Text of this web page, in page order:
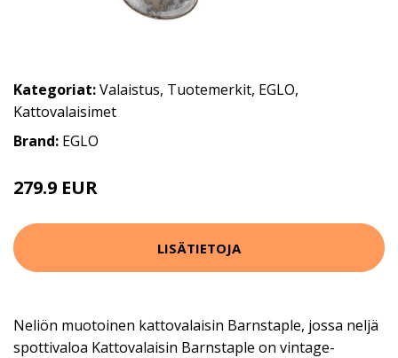
Kategoriat:Valaistus, Tuotemerkit, EGLO,
Kattovalaisimet
Brand: EGLO
279.9 EUR
LISÄTIETOJA
Neliön muotoinen kattovalaisin Barnstaple, jossa neljä
spottivaloa Kattovalaisin Barnstaple on vintage-